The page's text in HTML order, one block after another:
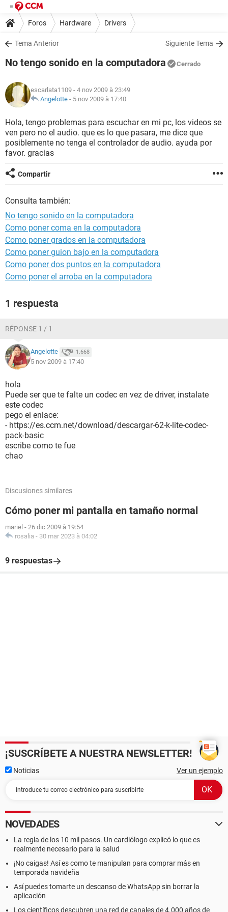
Foros Hardware Drivers
Tema Anterior Siguiente Tema
No tengo sonido en la computadora Cerrado
escarlata1109 - 4 nov 2009 à 23:49
Angelotte - 5 nov 2009 à 17:40
Hola, tengo problemas para escuchar en mi pc, los videos se
ven pero no el audio. que es lo que pasara, me dice que
posiblemente no tenga el controlador de audio. ayuda por
favor. gracias
Compartir
Consulta también:
No tengo sonido en la computadora
Como poner coma en la computadora
Como poner grados en la computadora
Como poner guion bajo en la computadora
Como poner dos puntos en la computadora
Como poner el arroba en la computadora
1 respuesta
RÉPONSE 1 / 1
Angelotte 1.668
5 nov 2009 à 17:40
hola
Puede ser que te falte un codec en vez de driver, instalate
este codec
pego el enlace:
- https://es.ccm.net/download/descargar-62-k-lite-codec-
pack-basic
escribe como te fue
chao
Discusiones similares
Cómo poner mi pantalla en tamaño normal
mariel - 26 dic 2009 à 19:54
rosalia - 30 mar 2023 à 04:02
9 respuestas
¡SUSCRÍBETE A NUESTRA NEWSLETTER!
Noticias Ver un ejemplo
NOVEDADES
La regla de los 10 mil pasos. Un cardiólogo explicó lo que es
realmente necesario para la salud
¡No caigas! Así es como te manipulan para comprar más en
temporada navideña
Así puedes tomarte un descanso de WhatsApp sin borrar la
aplicación
Los científicos descubren una red de canales de 4.000 años de